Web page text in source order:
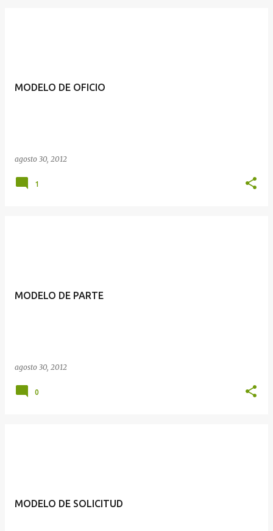
MODELO DE OFICIO
agosto 30, 2012
1
MODELO DE PARTE
agosto 30, 2012
0
MODELO DE SOLICITUD